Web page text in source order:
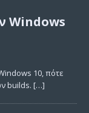
Windows
10, πότε
builds. […]